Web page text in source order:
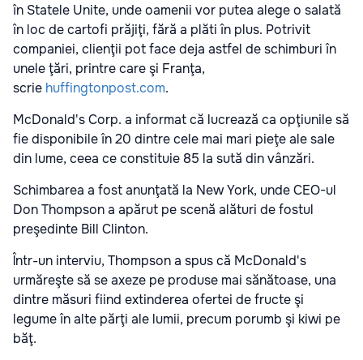
în Statele Unite, unde oamenii vor putea alege o salată
în loc de cartofi prăjiţi, fără a plăti în plus. Potrivit
companiei, clienţii pot face deja astfel de schimburi în
unele ţări, printre care şi Franţa,
scrie huffingtonpost.com.
McDonald's Corp. a informat că lucrează ca opţiunile să
fie disponibile în 20 dintre cele mai mari pieţe ale sale
din lume, ceea ce constituie 85 la sută din vânzări.
Schimbarea a fost anunţată la New York, unde CEO-ul
Don Thompson a apărut pe scenă alături de fostul
preşedinte Bill Clinton.
Într-un interviu, Thompson a spus că McDonald's
urmăreşte să se axeze pe produse mai sănătoase, una
dintre măsuri fiind extinderea ofertei de fructe şi
legume în alte părţi ale lumii, precum porumb şi kiwi pe
băţ.